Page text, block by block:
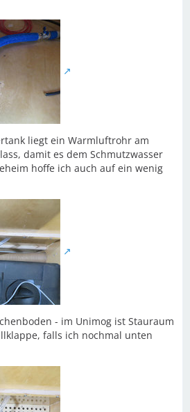
liegt ein Warmluftrohr am
damit es dem Schmutzwasser
hoffe ich auch auf ein wenig
- im Unimog ist Stauraum
falls ich nochmal unten